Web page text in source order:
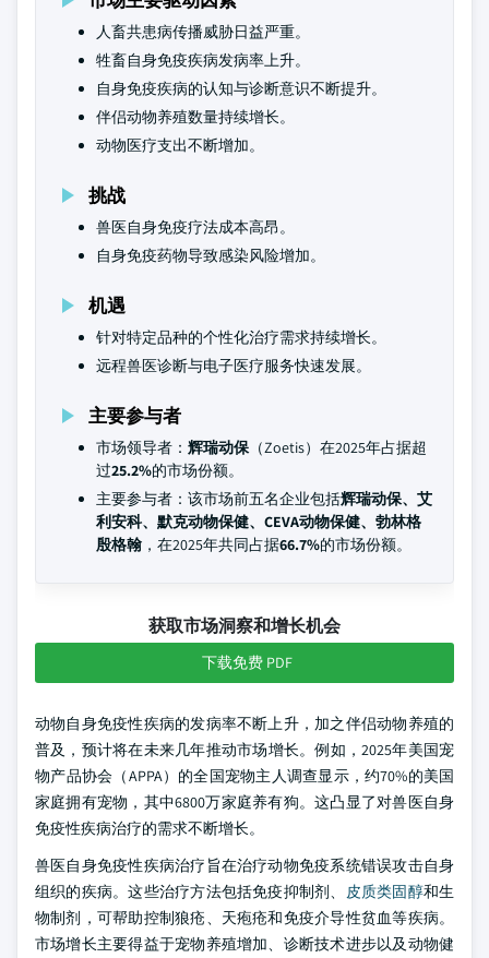
人畜共患病传播威胁日益严重。
牲畜自身免疫疾病发病率上升。
自身免疫疾病的认知与诊断意识不断提升。
伴侣动物养殖数量持续增长。
动物医疗支出不断增加。
挑战
兽医自身免疫疗法成本高昂。
自身免疫药物导致感染风险增加。
机遇
针对特定品种的个性化治疗需求持续增长。
远程兽医诊断与电子医疗服务快速发展。
主要参与者
市场领导者： 辉瑞动保（Zoetis）在2025年占据超
过25.2%的市场份额。
主要参与者：该市场前五名企业包括辉瑞动保、艾
利安科、默克动物保健、CEVA动物保健、勃林格
殷格翰 ，在2025年共同占据66.7%的市场份额。
获取市场洞察和增长机会
下载免费 PDF
动物自身免疫性疾病的发病率不断上升，加之伴侣动物养殖的
普及，预计将在未来几年推动市场增长。例如，2025年美国宠
物产品协会（APPA）的全国宠物主人调查显示，约70%的美国
家庭拥有宠物，其中6800万家庭养有狗。这凸显了对兽医自身
免疫性疾病治疗的需求不断增长。
兽医自身免疫性疾病治疗旨在治疗动物免疫系统错误攻击自身
组织的疾病。这些治疗方法包括免疫抑制剂、 皮质类固醇和生
物制剂，可帮助控制狼疮、天疱疮和免疫介导性贫血等疾病。
市场增长主要得益于宠物养殖增加、诊断技术进步以及动物健